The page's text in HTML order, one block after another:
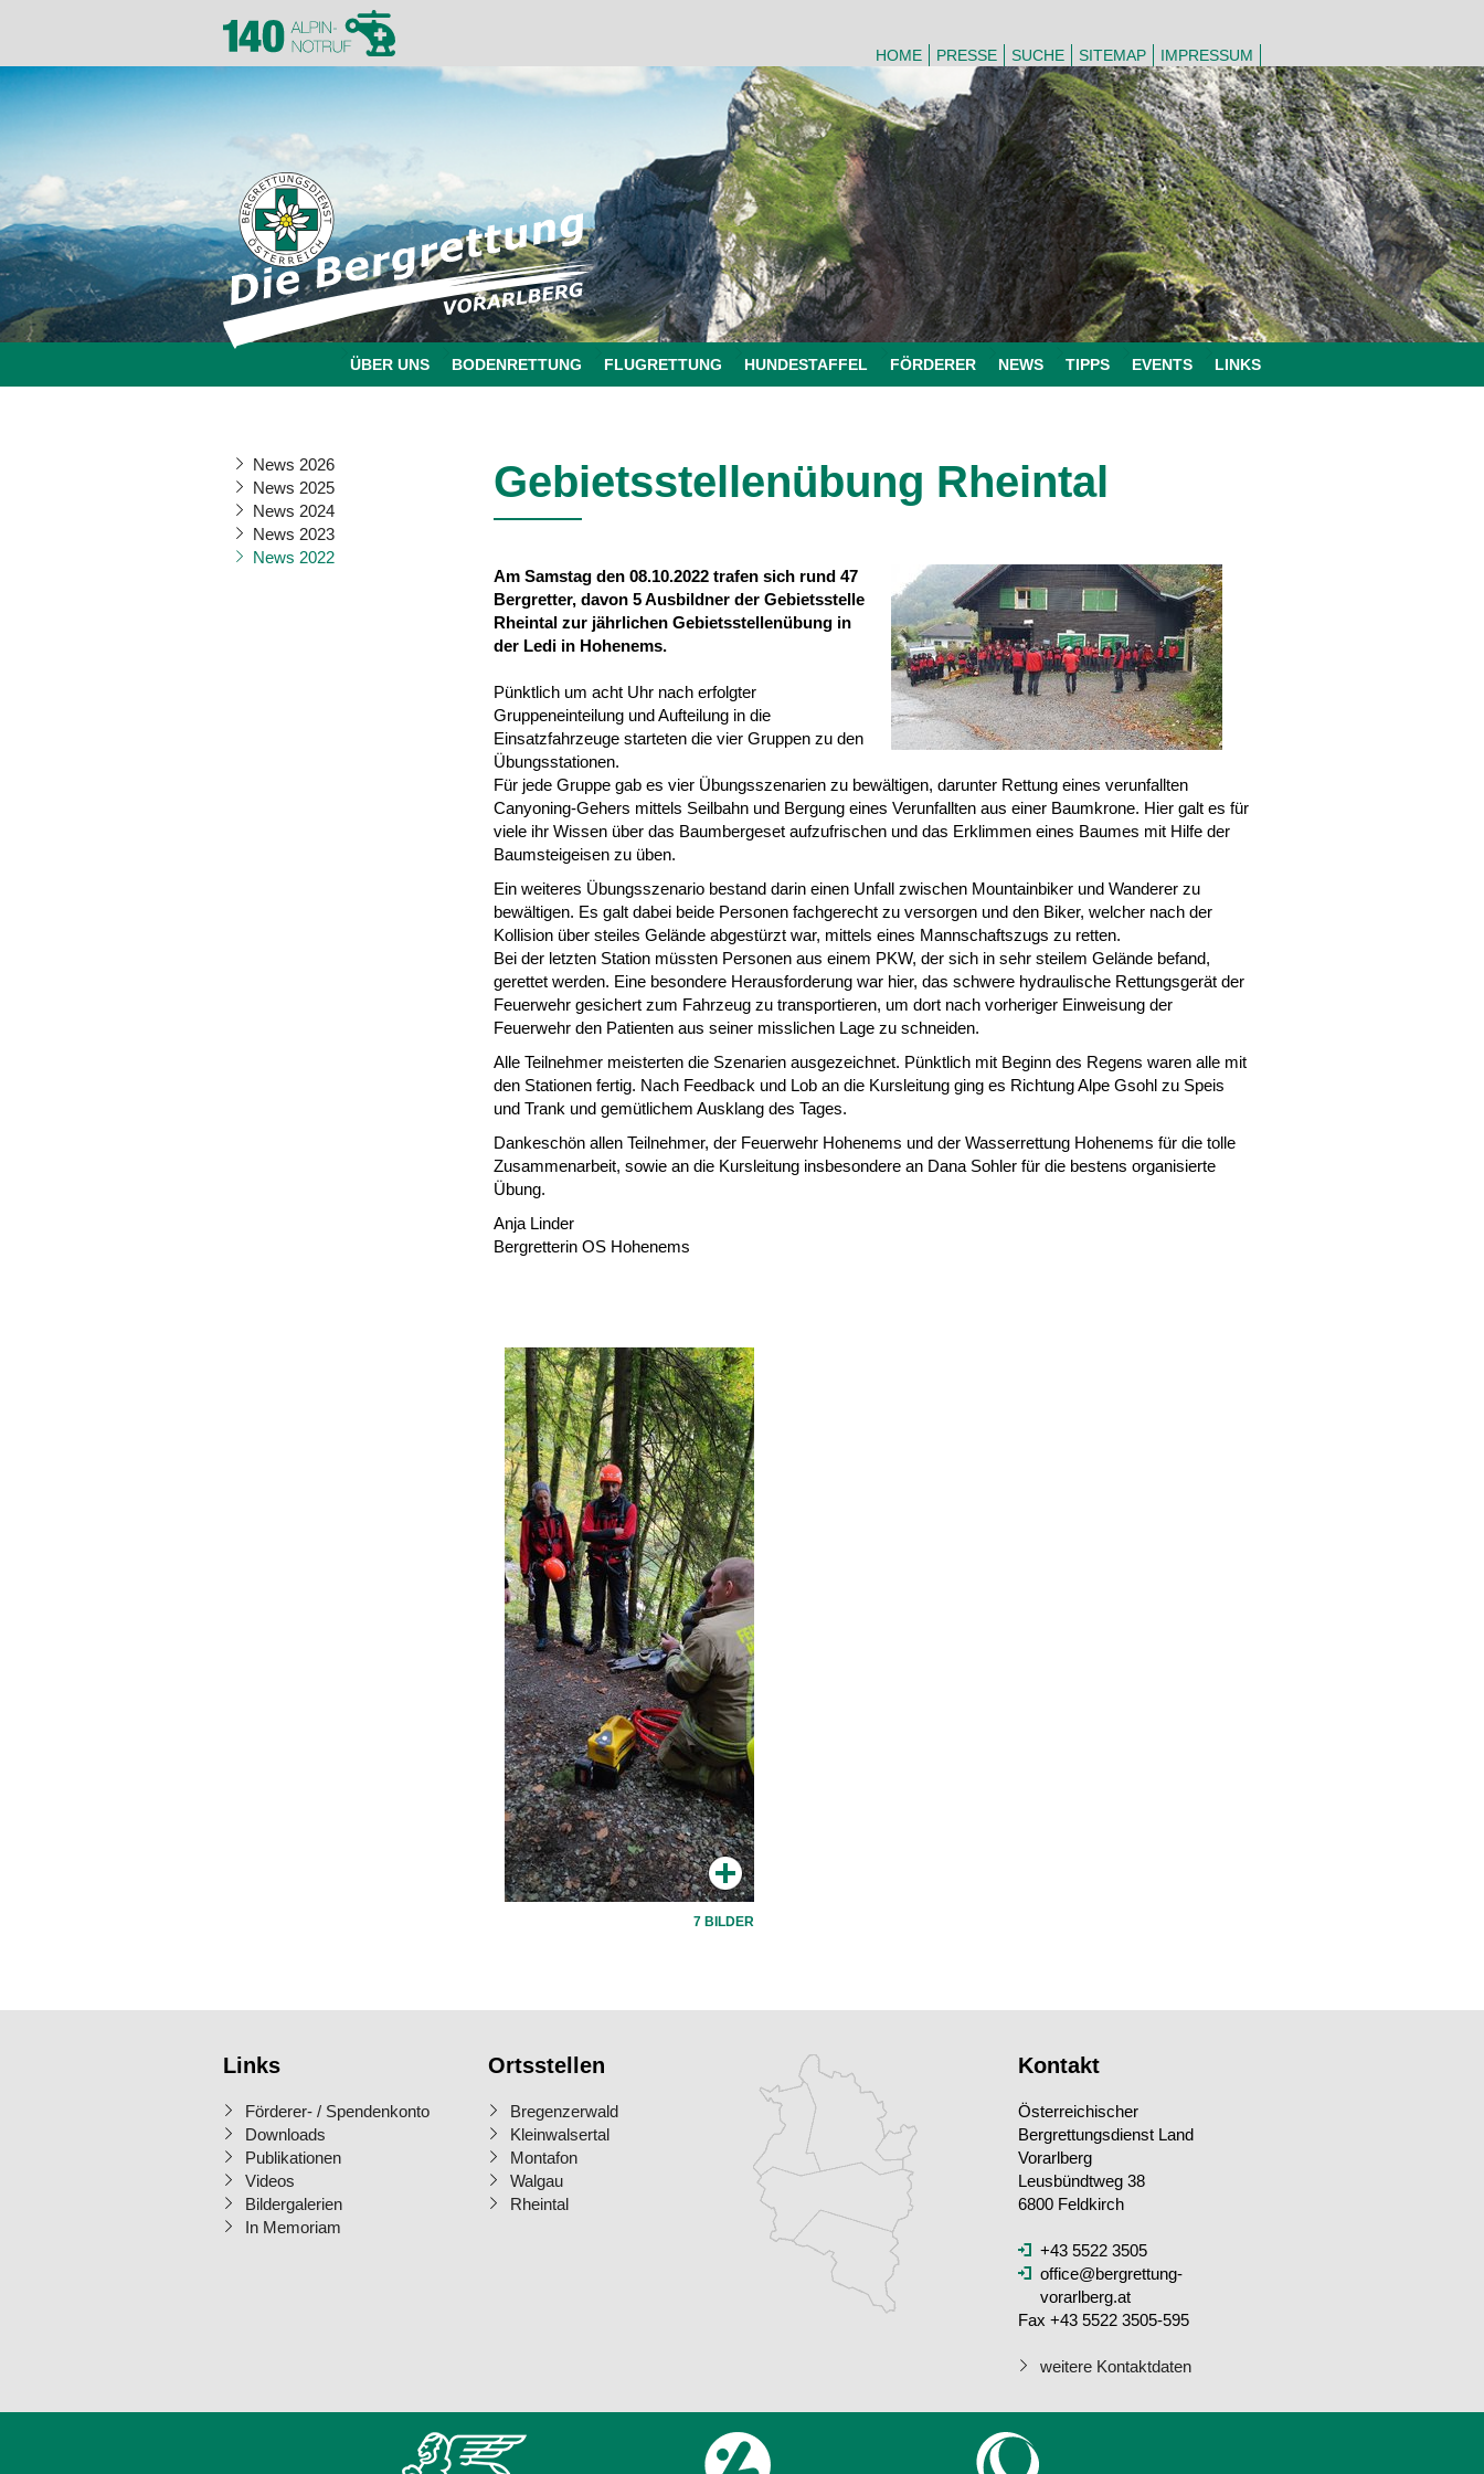
HOME PRESSE SUCHE SITEMAP IMPRESSUM
ÜBER UNS BODENRETTUNG FLUGRETTUNG HUNDESTAFFEL FÖRDERER NEWS TIPPS EVENTS LINKS
News 2026
News 2025
News 2024
News 2023
News 2022
Gebietsstellenübung Rheintal
Am Samstag den 08.10.2022 trafen sich rund 47
Bergretter, davon 5 Ausbildner der Gebietsstelle
Rheintal zur jährlichen Gebietsstellenübung in
der Ledi in Hohenems.
Pünktlich um acht Uhr nach erfolgter
Gruppeneinteilung und Aufteilung in die
Einsatzfahrzeuge starteten die vier Gruppen zu den
Übungsstationen.
Für jede Gruppe gab es vier Übungsszenarien zu bewältigen, darunter Rettung eines verunfallten
Canyoning-Gehers mittels Seilbahn und Bergung eines Verunfallten aus einer Baumkrone. Hier galt es für
viele ihr Wissen über das Baumbergeset aufzufrischen und das Erklimmen eines Baumes mit Hilfe der
Baumsteigeisen zu üben.
Ein weiteres Übungsszenario bestand darin einen Unfall zwischen Mountainbiker und Wanderer zu
bewältigen. Es galt dabei beide Personen fachgerecht zu versorgen und den Biker, welcher nach der
Kollision über steiles Gelände abgestürzt war, mittels eines Mannschaftszugs zu retten.
Bei der letzten Station müssten Personen aus einem PKW, der sich in sehr steilem Gelände befand,
gerettet werden. Eine besondere Herausforderung war hier, das schwere hydraulische Rettungsgerät der
Feuerwehr gesichert zum Fahrzeug zu transportieren, um dort nach vorheriger Einweisung der
Feuerwehr den Patienten aus seiner misslichen Lage zu schneiden.
Alle Teilnehmer meisterten die Szenarien ausgezeichnet. Pünktlich mit Beginn des Regens waren alle mit
den Stationen fertig. Nach Feedback und Lob an die Kursleitung ging es Richtung Alpe Gsohl zu Speis
und Trank und gemütlichem Ausklang des Tages.
Dankeschön allen Teilnehmer, der Feuerwehr Hohenems und der Wasserrettung Hohenems für die tolle
Zusammenarbeit, sowie an die Kursleitung insbesondere an Dana Sohler für die bestens organisierte
Übung.
Anja Linder
Bergretterin OS Hohenems
7 BILDER
Links
Förderer- / Spendenkonto
Downloads
Publikationen
Videos
Bildergalerien
In Memoriam
Ortsstellen
Bregenzerwald
Kleinwalsertal
Montafon
Walgau
Rheintal
Kontakt
Österreichischer
Bergrettungsdienst Land
Vorarlberg
Leusbündtweg 38
6800 Feldkirch
+43 5522 3505
office@bergrettung-
vorarlberg.at
Fax +43 5522 3505-595
weitere Kontaktdaten